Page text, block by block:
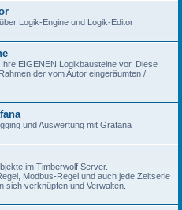
Logik-Engine und Logik-Editor
EIGENEN Logikbausteine vor. Diese
der vom Autor eingeräumten /
und Auswertung mit Grafana
im Timberwolf Server.
Modbus-Regel und auch jede Zeitserie
sich verknüpfen und Verwalten.